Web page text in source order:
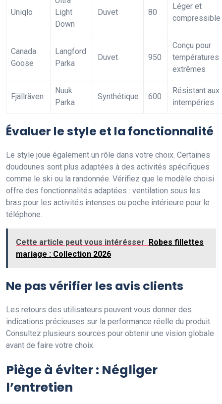
Uniqlo
Light
Down
Duvet 80
Léger et
compressible
Canada
Goose
Langford
Parka
Duvet 950
Conçu pour
températures
extrêmes
Fjällräven
Nuuk
Parka
Synthétique 600
Résistant aux
intempéries
Évaluer le style et la fonctionnalité
Le style joue également un rôle dans votre choix. Certaines
doudounes sont plus adaptées à des activités spécifiques
comme le ski ou la randonnée. Vérifiez que le modèle choisi
offre des fonctionnalités adaptées : ventilation sous les
bras pour les activités intenses ou poche intérieure pour le
téléphone.
Cette article peut vous intérésser Robes fillettes
mariage : Collection 2026
Ne pas vérifier les avis clients
Les retours des utilisateurs peuvent vous donner des
indications précieuses sur la performance réelle du produit.
Consultez plusieurs sources pour obtenir une vision globale
avant de faire votre choix.
Piège à éviter : Négliger
l’entretien